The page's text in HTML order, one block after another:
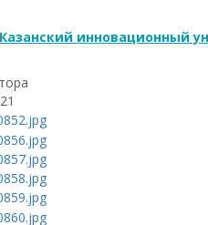
Казанский инновационный